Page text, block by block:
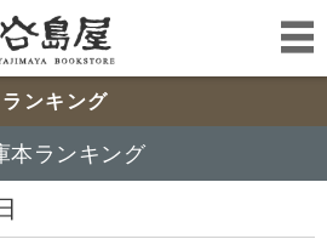
ランキング
本ランキング